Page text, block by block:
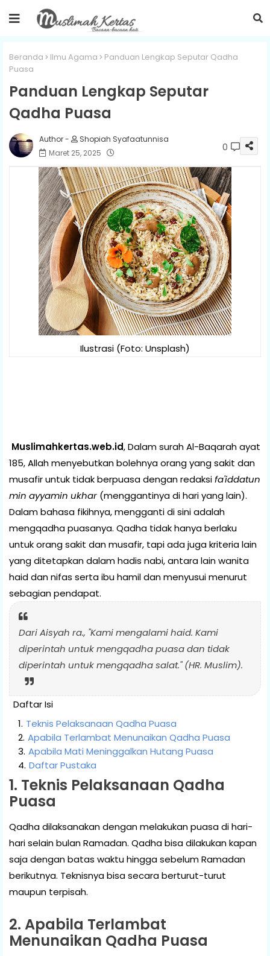
Beranda Ilmu Agama
Panduan Lengkap Seputar Qadha
Puasa
Panduan Lengkap Seputar
Qadha Puasa
Shopiah Syafaatunnisa
Maret 25, 2025
0
Ilustrasi (Foto: Unsplash)
Muslimahkertas.web.id, Dalam surah Al-Baqarah ayat
185, Allah menyebutkan bolehnya orang yang sakit dan
musafir untuk tidak berpuasa dengan redaksifa'iddatun
min ayyamin ukhar (menggantinya di hari yang lain).
Dalam bahasa fikihnya, mengganti di sini adalah
mengqadha puasanya. Qadha tidak hanya berlaku
untuk orang sakit dan musafir, tapi ada juga kriteria lain
yang ditetapkan dalam hadis nabi, antara lain wanita
haid dan nifas serta ibu hamil dan menyusui menurut
sebagian pendapat.
Dari Aisyah ra., "Kami mengalami haid. Kami
diperintah untuk mengqadha puasa dan tidak
diperintah untuk mengqadha salat." (HR. Muslim).
Daftar Isi
Teknis Pelaksanaan Qadha Puasa
Apabila Terlambat Menunaikan Qadha Puasa
Apabila Mati Meninggalkan Hutang Puasa
Daftar Pustaka
1. Teknis Pelaksanaan Qadha
Puasa
Qadha dilaksanakan dengan melakukan puasa di hari-
hari selain bulan Ramadan. Qadha bisa dilakukan kapan
saja dengan batas waktu hingga sebelum Ramadan
berikutnya. Teknisnya bisa secara berturut-turut
maupun terpisah.
2. Apabila Terlambat
Menunaikan Qadha Puasa